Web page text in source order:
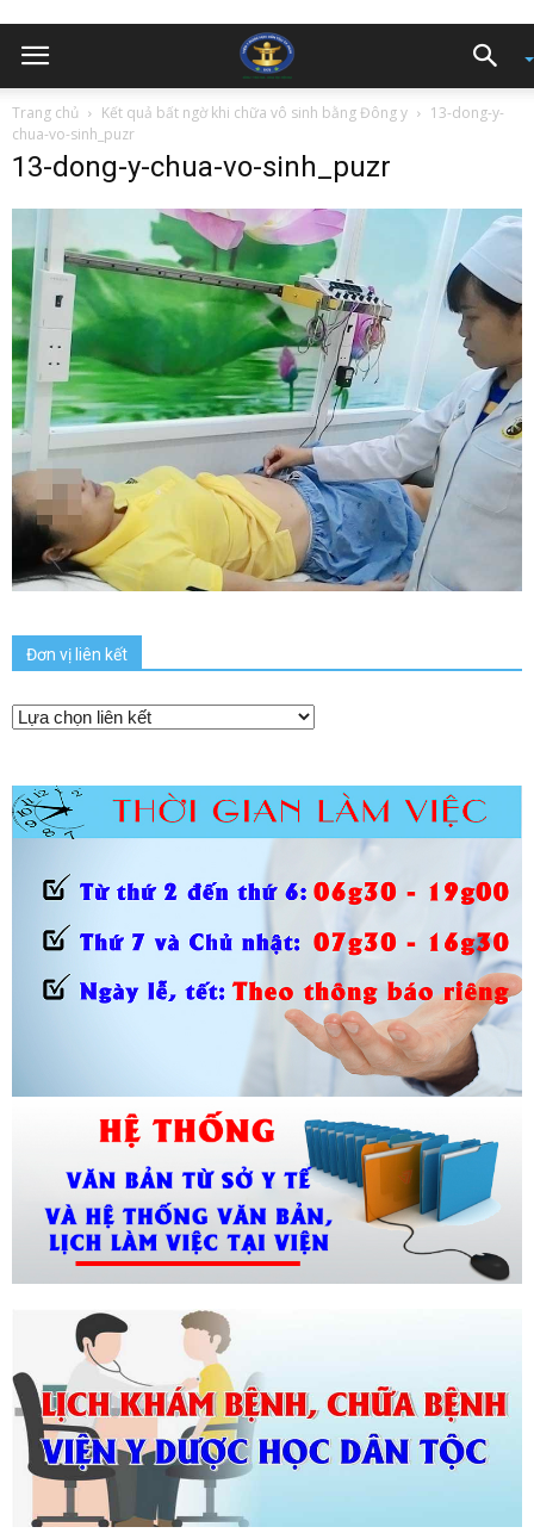
Trang chủ Kết quả bất ngờ khi chữa vô sinh bằng Đông y
13-dong-y-
chua-vo-sinh_puzr
13-dong-y-chua-vo-sinh_puzr
Đơn vị liên kết